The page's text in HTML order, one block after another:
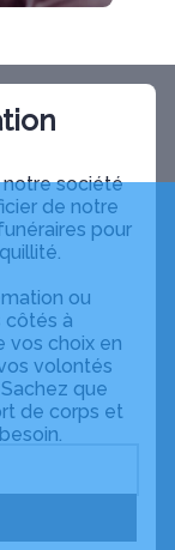
société
de notre
pour
ou
côtés à
vos choix en
volontés
que
de corps et